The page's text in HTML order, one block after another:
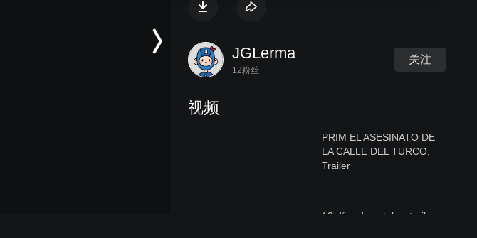
JGLerma
12粉丝
关注
视频
PRIM EL ASESINATO DE
LA CALLE DEL TURCO,
Trailer
13 días de octubre trailer